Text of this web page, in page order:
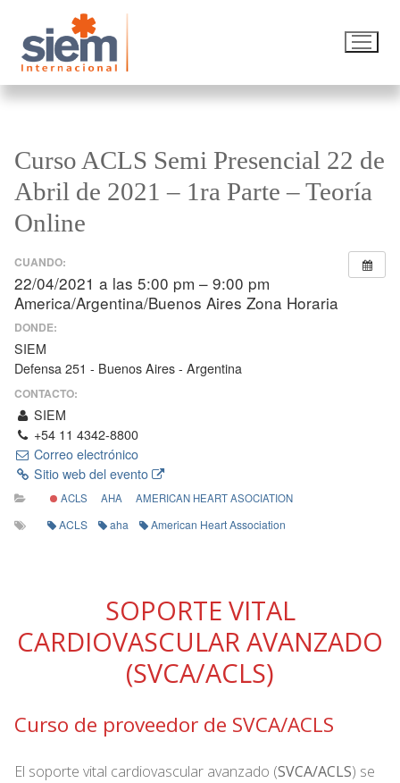
Curso ACLS Semi Presencial 22 de
Abril de 2021 – 1ra Parte – Teoría
Online
CUANDO:
22/04/2021 a las 5:00 pm – 9:00 pm
America/Argentina/Buenos Aires Zona Horaria
DONDE:
SIEM
Defensa 251 - Buenos Aires - Argentina
CONTACTO:
SIEM
+54 11 4342-8800
Correo electrónico
Sitio web del evento
ACLS AHA AMERICAN HEART ASOCIATION
ACLS aha American Heart Association
SOPORTE VITAL
CARDIOVASCULAR AVANZADO
(SVCA/ACLS)
Curso de proveedor de SVCA/ACLS
El soporte vital cardiovascular avanzado (SVCA/ACLS) se